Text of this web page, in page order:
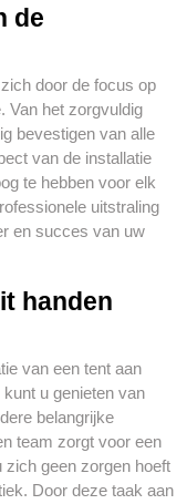
de
door de focus op
Van het zorgvuldig
bevestigen van alle
van de installatie
te hebben voor elk
uitstraling
en succes van uw
handen
van een tent aan
u genieten van
belangrijke
team zorgt voor een
zich geen zorgen hoeft
Door deze taak aan